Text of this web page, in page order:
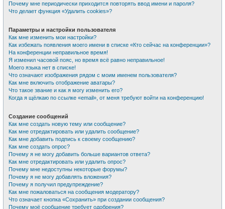
Почему мне периодически приходится повторять ввод имени и пароля?
Что делает функция «Удалить cookies»?
Параметры и настройки пользователя
Как мне изменить мои настройки?
Как избежать появления моего имени в списке «Кто сейчас на конференции»?
На конференции неправильное время!
Я изменил часовой пояс, но время всё равно неправильное!
Моего языка нет в списке!
Что означают изображения рядом с моим именем пользователя?
Как мне включить отображение аватары?
Что такое звание и как я могу изменить его?
Когда я щёлкаю по ссылке «email», от меня требуют войти на конференцию!
Создание сообщений
Как мне создать новую тему или сообщение?
Как мне отредактировать или удалить сообщение?
Как мне добавить подпись к своему сообщению?
Как мне создать опрос?
Почему я не могу добавить больше вариантов ответа?
Как мне отредактировать или удалить опрос?
Почему мне недоступны некоторые форумы?
Почему я не могу добавлять вложения?
Почему я получил предупреждение?
Как мне пожаловаться на сообщения модератору?
Что означает кнопка «Сохранить» при создании сообщения?
Почему моё сообщение требует одобрения?